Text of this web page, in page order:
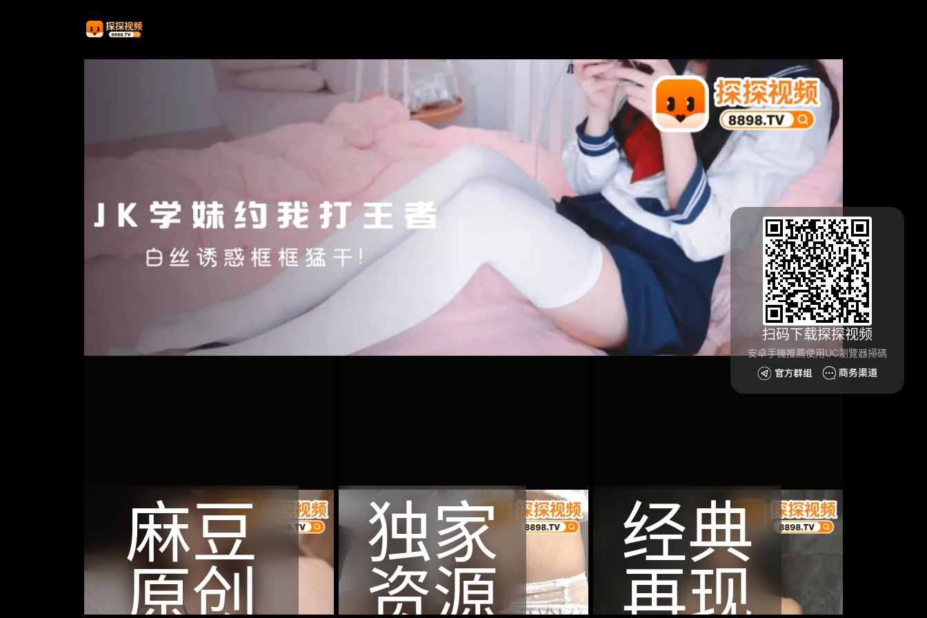
扫码下载探探视频
安卓手機推薦使用UC瀏覽器掃碼
麻豆
原创
独家
资源
经典
再现